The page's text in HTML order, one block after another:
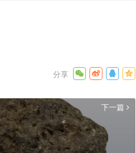
下一篇